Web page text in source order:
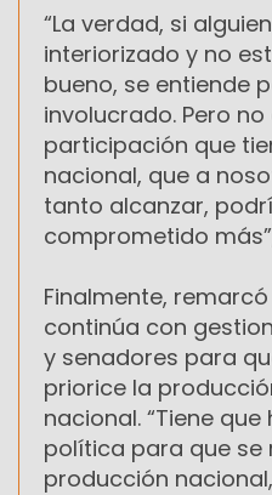
“La verdad, si
interiorizado y no
bueno, se entiende
involucrado. Pero
participación que
nacional, que a
tanto alcanzar,
comprometido
Finalmente,
continúa con
y senadores para
priorice la
nacional. “Tiene
política para que se
producción